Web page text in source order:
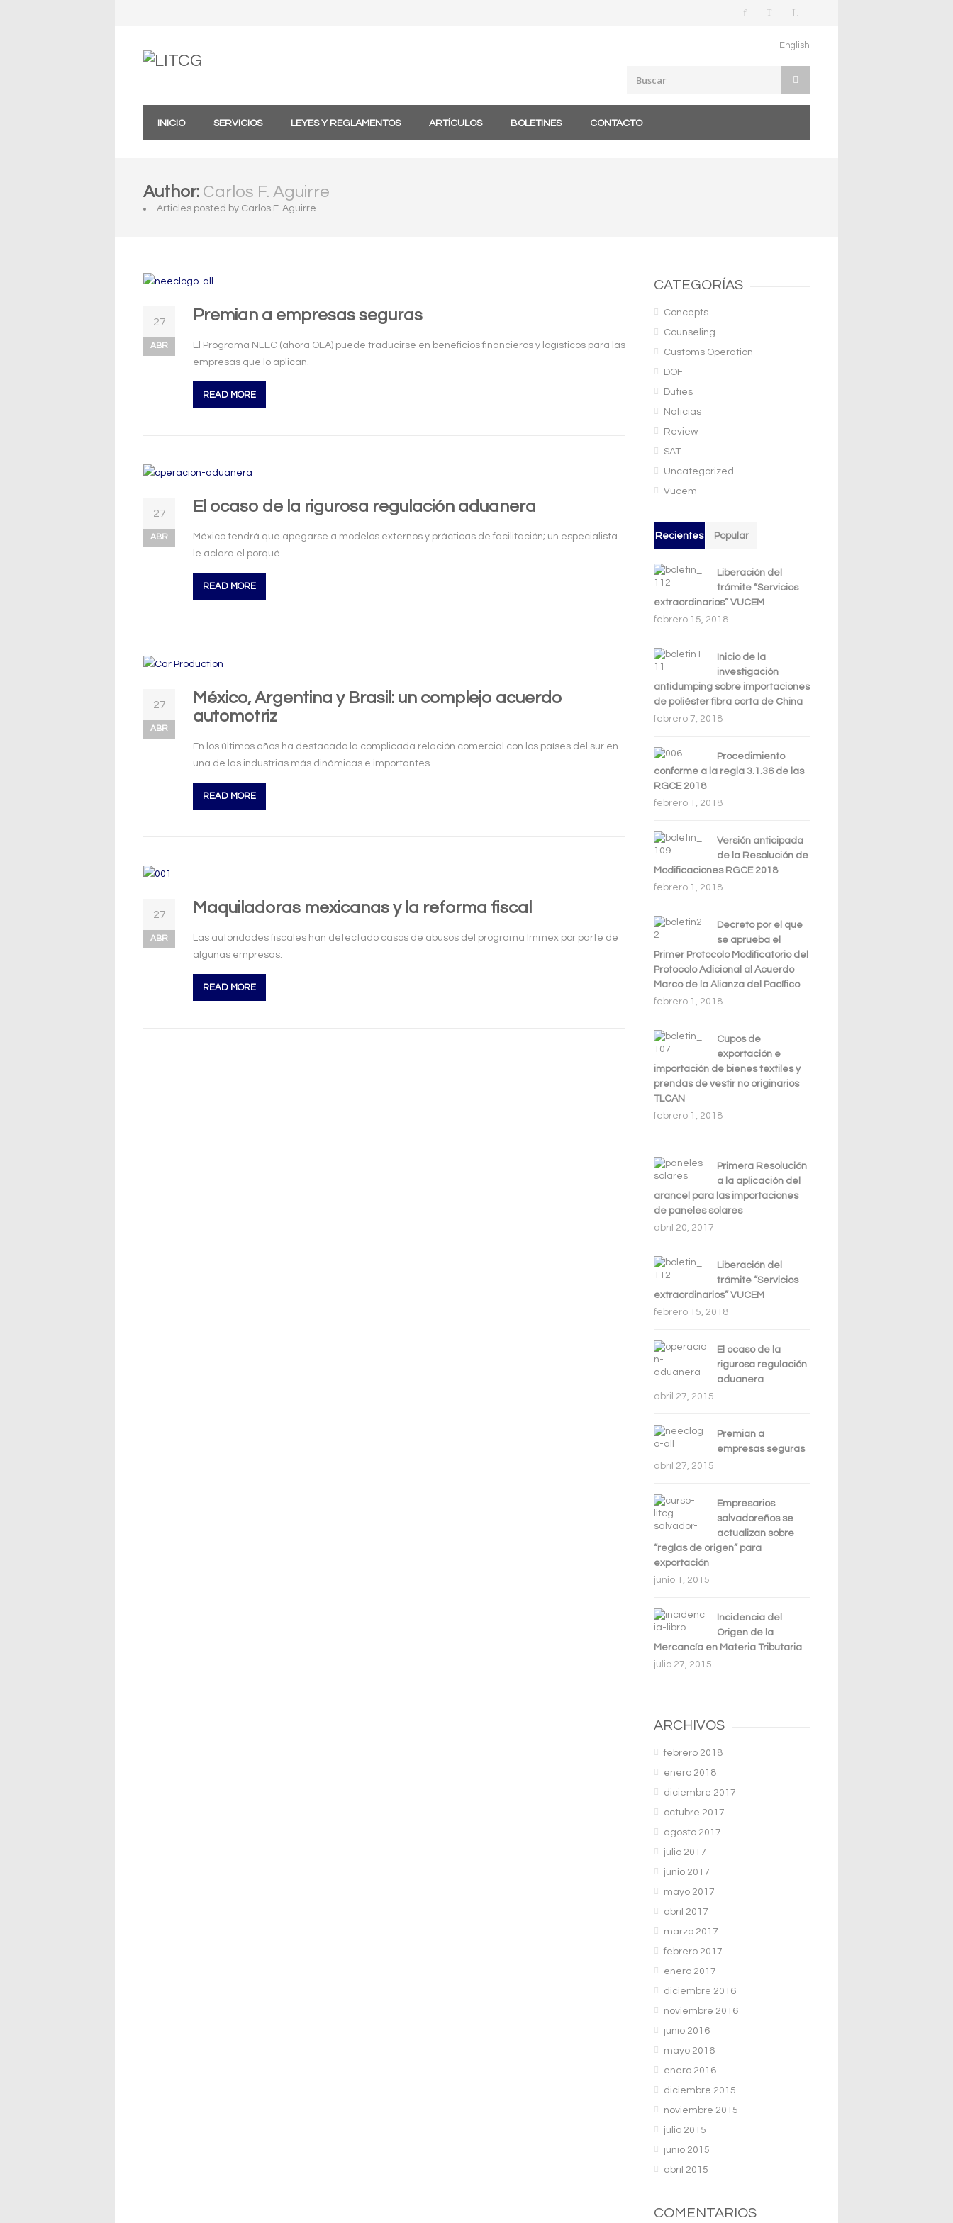
English
INICIO SERVICIOS LEYES Y REGLAMENTOS ARTÍCULOS BOLETINES CONTACTO
Author: Carlos F. Aguirre
Articles posted by Carlos F. Aguirre
27
ABR
Premian a empresas seguras
El Programa NEEC (ahora OEA) puede traducirse en beneficios financieros y logísticos para las
empresas que lo aplican.
READ MORE
27
ABR
El ocaso de la rigurosa regulación aduanera
México tendrá que apegarse a modelos externos y prácticas de facilitación; un especialista
le aclara el porqué.
READ MORE
27
ABR
México, Argentina y Brasil: un complejo acuerdo
automotriz
En los últimos años ha destacado la complicada relación comercial con los países del sur en
una de las industrias más dinámicas e importantes.
READ MORE
27
ABR
Maquiladoras mexicanas y la reforma fiscal
Las autoridades fiscales han detectado casos de abusos del programa Immex por parte de
algunas empresas.
READ MORE
CATEGORÍAS
Concepts
Counseling
Customs Operation
DOF
Duties
Noticias
Review
SAT
Uncategorized
Vucem
Recientes Popular
Liberación del
trámite “Servicios
extraordinarios” VUCEM
febrero 15, 2018
Inicio de la
investigación
antidumping sobre importaciones
de poliéster fibra corta de China
febrero 7, 2018
Procedimiento
conforme a la regla 3.1.36 de las
RGCE 2018
febrero 1, 2018
Versión anticipada
de la Resolución de
Modificaciones RGCE 2018
febrero 1, 2018
Decreto por el que
se aprueba el
Primer Protocolo Modificatorio del
Protocolo Adicional al Acuerdo
Marco de la Alianza del Pacífico
febrero 1, 2018
Cupos de
exportación e
importación de bienes textiles y
prendas de vestir no originarios
TLCAN
febrero 1, 2018
Primera Resolución
a la aplicación del
arancel para las importaciones
de paneles solares
abril 20, 2017
Liberación del
trámite “Servicios
extraordinarios” VUCEM
febrero 15, 2018
El ocaso de la
rigurosa regulación
aduanera
abril 27, 2015
Premian a
empresas seguras
abril 27, 2015
Empresarios
salvadoreños se
actualizan sobre
“reglas de origen” para
exportación
junio 1, 2015
Incidencia del
Origen de la
Mercancía en Materia Tributaria
julio 27, 2015
ARCHIVOS
febrero 2018
enero 2018
diciembre 2017
octubre 2017
agosto 2017
julio 2017
junio 2017
mayo 2017
abril 2017
marzo 2017
febrero 2017
enero 2017
diciembre 2016
noviembre 2016
junio 2016
mayo 2016
enero 2016
diciembre 2015
noviembre 2015
julio 2015
junio 2015
abril 2015
COMENTARIOS